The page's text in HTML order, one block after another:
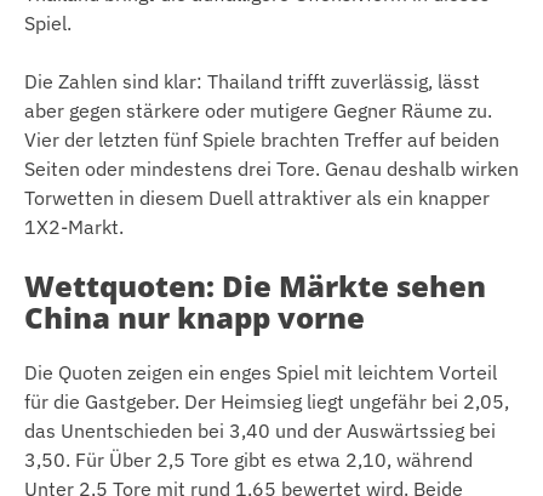
Spiel.
Die Zahlen sind klar: Thailand trifft zuverlässig, lässt
aber gegen stärkere oder mutigere Gegner Räume zu.
Vier der letzten fünf Spiele brachten Treffer auf beiden
Seiten oder mindestens drei Tore. Genau deshalb wirken
Torwetten in diesem Duell attraktiver als ein knapper
1X2-Markt.
Wettquoten: Die Märkte sehen
China nur knapp vorne
Die Quoten zeigen ein enges Spiel mit leichtem Vorteil
für die Gastgeber. Der Heimsieg liegt ungefähr bei 2,05,
das Unentschieden bei 3,40 und der Auswärtssieg bei
3,50. Für Über 2,5 Tore gibt es etwa 2,10, während
Unter 2,5 Tore mit rund 1,65 bewertet wird. Beide